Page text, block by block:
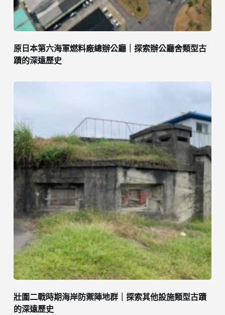
原日本第六海軍燃料廠總辦公廳｜探索辦公廳舍類型古
蹟的深遠歷史
壯圍二戰時期海岸防禦陣地群｜探索其他設施類型古蹟
的深遠歷史